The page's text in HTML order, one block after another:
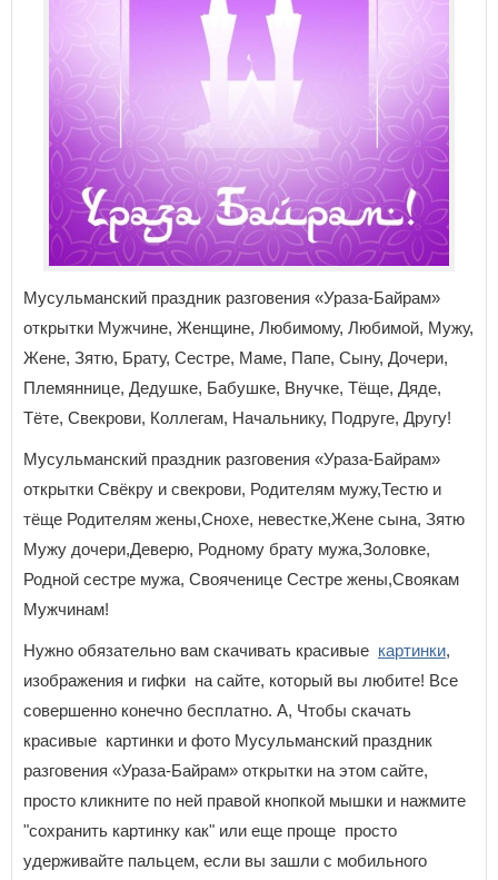
Мусульманский праздник разговения «Ураза-Байрам»
открытки Мужчине, Женщине, Любимому, Любимой, Мужу,
Жене, Зятю, Брату, Сестре, Маме, Папе, Сыну, Дочери,
Племяннице, Дедушке, Бабушке, Внучке, Тёще, Дяде,
Тёте, Свекрови, Коллегам, Начальнику, Подруге, Другу!
Мусульманский праздник разговения «Ураза-Байрам»
открытки Свёкру и свекрови, Родителям мужу,Тестю и
тёще Родителям жены,Снохе, невестке,Жене сына, Зятю
Мужу дочери,Деверю, Родному брату мужа,Золовке,
Родной сестре мужа, Свояченице Сестре жены,Своякам
Мужчинам!
Нужно обязательно вам скачивать красивые картинки,
изображения и гифки на сайте, который вы любите! Все
совершенно конечно бесплатно. А, Чтобы скачать
красивые картинки и фото Мусульманский праздник
разговения «Ураза-Байрам» открытки на этом сайте,
просто кликните по ней правой кнопкой мышки и нажмите
"сохранить картинку как" или еще проще просто
удерживайте пальцем, если вы зашли с мобильного